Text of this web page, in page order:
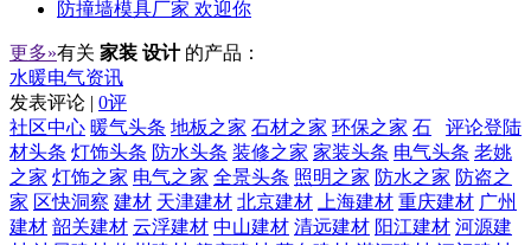
防撞墙模具厂家 欢迎你
更多»有关 家装 设计 的产品：
水暖电气资讯
发表评论 | 0评
评论登陆
社区中心 暖气头条 地板之家 石材之家 环保之家 石
材头条 灯饰头条 防水头条 装修之家 家装头条 电气头条 老姚
之家 灯饰之家 电气之家 全景头条 照明之家 防水之家 防盗之
家 区快洞察 建材 天津建材 北京建材 上海建材 重庆建材 广州
建材 韶关建材 云浮建材 中山建材 清远建材 阳江建材 河源建